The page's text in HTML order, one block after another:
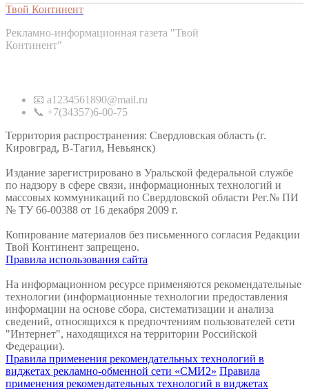
Твой Континент
Рекламно-информационная газета "Твой
Континент"
📧 a1234561890@mail.ru
📞 +7(34357)6-00-75
Территория распространения: Свердловская область (г.
Кировград, В-Тагил, Невьянск)
Издание зарегистрировано в Уральской федеральной службе
по надзору в сфере связи, информационных технологий и
массовых коммуникаций по Свердловской области Рег.№ ПИ
№ ТУ 66-00388 от 16 декабря 2009 г.
Копирование материалов без письменного согласия Редакции
Твой Континент запрещено.
Правила использования сайта
На информационном ресурсе применяются рекомендательные
технологии (информационные технологии предоставления
информации на основе сбора, систематизации и анализа
сведений, относящихся к предпочтениям пользователей сети
"Интернет", находящихся на территории Российской
Федерации).
Правила применения рекомендательных технологий в
виджетах рекламно-обменной сети «СМИ2» Правила
применения рекомендательных технологий в виджетах